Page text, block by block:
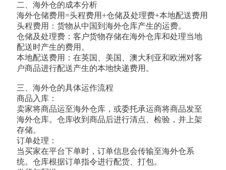
二、海外仓的成本分析
海外仓储费用=头程费用+仓储及处理费+本地配送费用
头程费用：货物从中国到海外仓库产生的运费。
仓储及处理费：客户货物存储在海外仓库和处理当地
配送时产生的费用。
本地配送费用：在英国、美国、澳大利亚和欧洲对客
户商品进行配送产生的本地快递费用。
三、海外仓的具体运作流程
商品入库：
卖家将商品运至海外仓库，或委托承运商将商品发至
海外仓库。仓库收到商品后进行清点、检验，并上架
存储。
订单处理：
当买家在平台下单时，订单信息会传输至海外仓系
统。仓库根据订单指令进行配货、打包。